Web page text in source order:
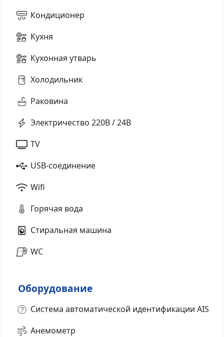
Кондиционер
Кухня
Кухонная утварь
Холодильник
Раковина
Электричество 220В / 24В
TV
USB-соединение
Wifi
Горячая вода
Стиральная машина
WC
Оборудование
Система автоматической идентификации AIS
Анемометр